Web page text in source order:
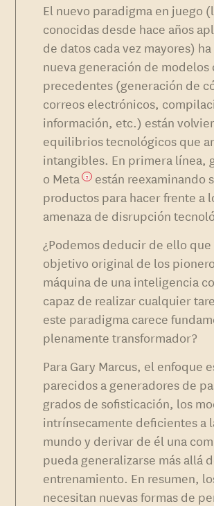
El nuevo paradigma en juego
conocidas desde hace años
de datos cada vez mayores)
nueva generación de modelos
precedentes (generación de
correos electrónicos,
información, etc.) están
equilibrios tecnológicos que
intangibles. En primera línea,
o Meta 2
están reexaminando
productos para hacer frente a
amenaza de disrupción
¿Podemos deducir de ello
objetivo original de los
máquina de una inteligencia
capaz de realizar cualquier
este paradigma carece
plenamente transformador?
Para Gary Marcus, el enfoque
parecidos a generadores de
grados de sofisticación, los
intrínsecamente deficientes a
mundo y derivar de él una
pueda generalizarse más allá
entrenamiento. En resumen,
necesitan nuevas formas de